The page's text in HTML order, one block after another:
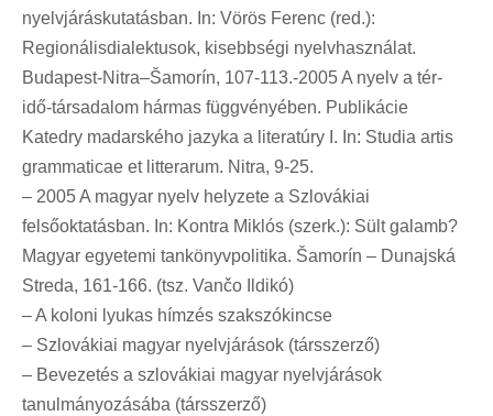
nyelvjáráskutatásban. In: Vörös Ferenc (red.):
Regionálisdialektusok, kisebbségi nyelvhasználat.
Budapest-Nitra–Šamorín, 107-113.-2005 A nyelv a tér-
idő-társadalom hármas függvényében. Publikácie
Katedry madarského jazyka a literatúry I. In: Studia artis
grammaticae et litterarum. Nitra, 9-25.
– 2005 A magyar nyelv helyzete a Szlovákiai
felsőoktatásban. In: Kontra Miklós (szerk.): Sült galamb?
Magyar egyetemi tankönyvpolitika. Šamorín – Dunajská
Streda, 161-166. (tsz. Vančo Ildikó)
– A koloni lyukas hímzés szakszókincse
– Szlovákiai magyar nyelvjárások (társszerző)
– Bevezetés a szlovákiai magyar nyelvjárások
tanulmányozásába (társszerző)